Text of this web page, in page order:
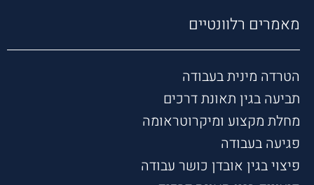
מאמרים רלוונטיים
הטרדה מינית בעבודה
תביעה בגין תאונת דרכים
מחלת מקצוע ומיקרוטראומה
פגיעה בעבודה
פיצוי בגין אובדן כושר עבודה